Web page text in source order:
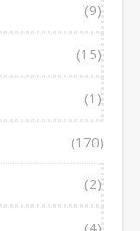
(9)
(15)
(1)
(170)
(2)